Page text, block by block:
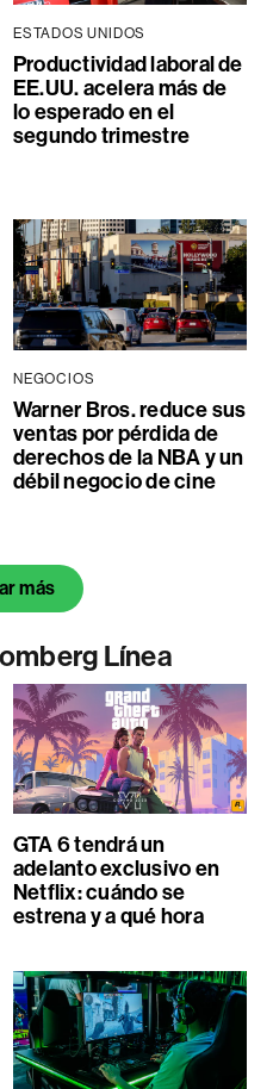
ESTADOS UNIDOS
Productividad laboral de
EE.UU. acelera más de
lo esperado en el
segundo trimestre
NEGOCIOS
Warner Bros. reduce sus
ventas por pérdida de
derechos de la NBA y un
débil negocio de cine
más
Línea
GTA 6 tendrá un
adelanto exclusivo en
Netflix: cuándo se
estrena y a qué hora